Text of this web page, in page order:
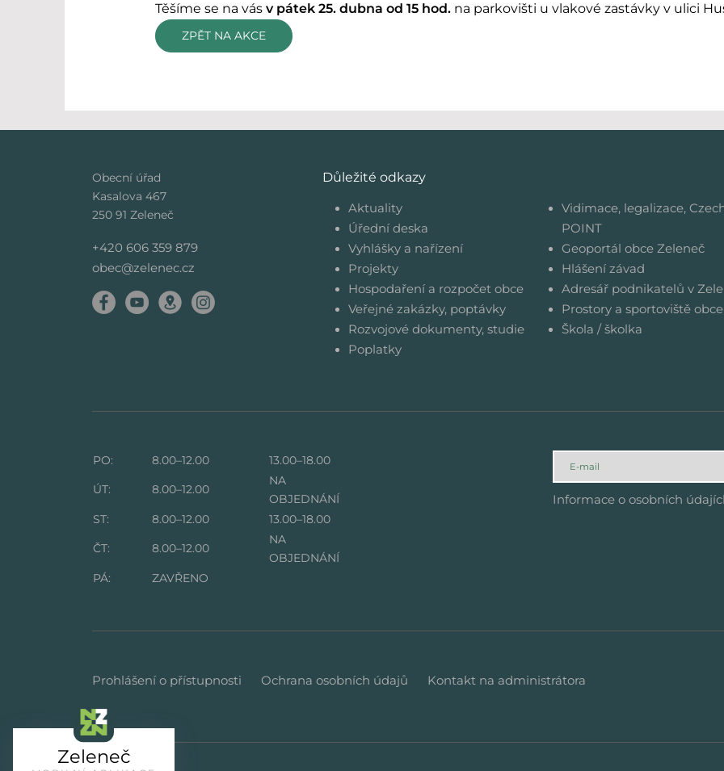
Těšíme se na vás v pátek 25. dubna od 15 hod. na parkovišti u vlakové zastávky v ulici
ZPĚT NA AKCE
Obecní úřad
Kasalova 467
250 91 Zeleneč
+420 606 359 879
obec@zelenec.cz
Důležité odkazy
Aktuality
Úřední deska
Vyhlášky a nařízení
Projekty
Hospodaření a rozpočet obce
Veřejné zakázky, poptávky
Rozvojové dokumenty, studie
Poplatky
Vidimace, legalizace,
POINT
Geoportál obce Zeleneč
Hlášení závad
Adresář podnikatelů v
Prostory a sportoviště obce
Škola / školka
PO: 8.00–12.00
13.00–18.00
ÚT:
8.00–12.00
NA
OBJEDNÁNÍ
ST:
8.00–12.00
13.00–18.00
ČT:
8.00–12.00
NA
OBJEDNÁNÍ
PÁ:
ZAVŘENO
Informace o osobních
Prohlášení o přístupnosti Ochrana osobních údajů Kontakt na administrátora
Zeleneč